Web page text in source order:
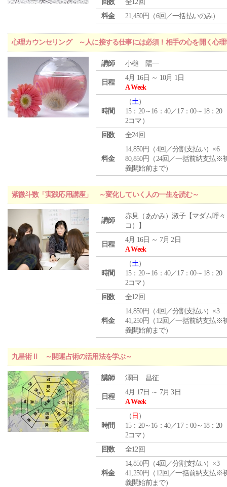
回数
全12回
料金
21,450円（6回／一括払いのみ）
心理カウンセリング ～人に接する仕事には必須！相手の心を開く心理
講師 小槌 陽一
日程
4月 16日 ～ 10月 1日
A Week
時間
（土）
15：20～16：40／17：00～18：20
2コマ）
回数
全24回
料金
14,850円（4回／分割支払い）×6
80,850円（24回／一括前納支払※
義開始前まで）
紫微斗数「実践応用講座」 ～変化していく人の一生を読む～
講師
赤見（あかみ）淑子【マダム呼々
コ）】
日程
4月 16日 ～ 7月 2日
A Week
時間
（土）
15：20～16：40／17：00～18：20
2コマ）
回数
全12回
料金
14,850円（4回／分割支払い）×3
41,250円（12回／一括前納支払※
義開始前まで）
九星術Ⅱ ～開運占術の活用法を学ぶ～
講師 澤田 昌征
日程
4月 17日 ～ 7月 3日
A Week
時間
（ 日 ）
15：20～16：40／17：00～18：20
2コマ）
回数
全12回
料金
14,850円（4回／分割支払い）×3
41,250円（12回／一括前納支払※
義開始前まで）